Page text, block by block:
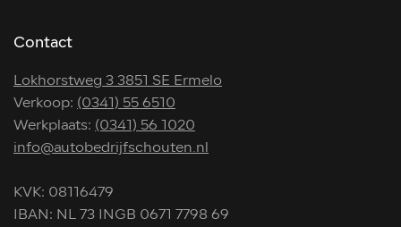
Contact
Lokhorstweg 3 3851 SE Ermelo
Verkoop: (0341) 55 6510
Werkplaats: (0341) 56 1020
info@autobedrijfschouten.nl
KVK: 08116479
IBAN: NL 73 INGB 0671 7798 69